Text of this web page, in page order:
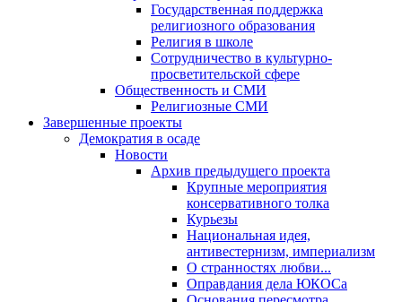
Государственная поддержка
религиозного образования
Религия в школе
Сотрудничество в культурно-
просветительской сфере
Общественность и СМИ
Религиозные СМИ
Завершенные проекты
Демократия в осаде
Новости
Архив предыдущего проекта
Крупные мероприятия
консервативного толка
Курьезы
Национальная идея,
антивестернизм, империализм
О странностях любви...
Оправдания дела ЮКОСа